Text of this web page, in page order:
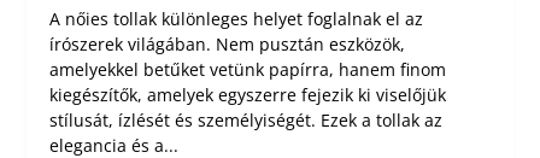
A nőies tollak különleges helyet foglalnak el az
írószerek világában. Nem pusztán eszközök,
amelyekkel betűket vetünk papírra, hanem finom
kiegészítők, amelyek egyszerre fejezik ki viselőjük
stílusát, ízlését és személyiségét. Ezek a tollak az
elegancia és a...